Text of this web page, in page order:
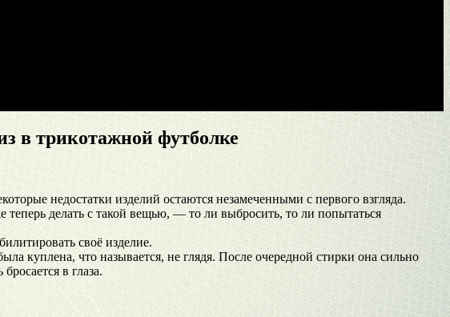
в трикотажной футболке
недостатки изделий остаются незамеченными с первого взгляда.
теперь делать с такой вещью, — то ли выбросить, то ли попытаться
своё изделие.
куплена, что называется, не глядя. После очередной стирки она сильно
в глаза.